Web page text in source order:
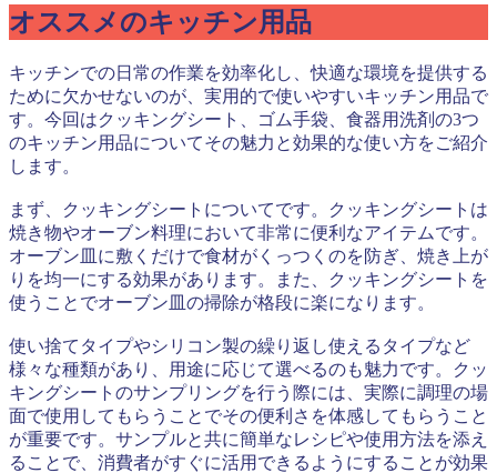
オススメのキッチン用品
キッチンでの日常の作業を効率化し、快適な環境を提供する
ために欠かせないのが、実用的で使いやすいキッチン用品で
す。今回はクッキングシート、ゴム手袋、食器用洗剤の3つ
のキッチン用品についてその魅力と効果的な使い方をご紹介
します。
まず、クッキングシートについてです。クッキングシートは
焼き物やオーブン料理において非常に便利なアイテムです。
オーブン皿に敷くだけで食材がくっつくのを防ぎ、焼き上が
りを均一にする効果があります。また、クッキングシートを
使うことでオーブン皿の掃除が格段に楽になります。
使い捨てタイプやシリコン製の繰り返し使えるタイプなど
様々な種類があり、用途に応じて選べるのも魅力です。クッ
キングシートのサンプリングを行う際には、実際に調理の場
面で使用してもらうことでその便利さを体感してもらうこと
が重要です。サンプルと共に簡単なレシピや使用方法を添え
ることで、消費者がすぐに活用できるようにすることが効果